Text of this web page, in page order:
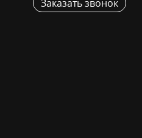
Заказать звонок